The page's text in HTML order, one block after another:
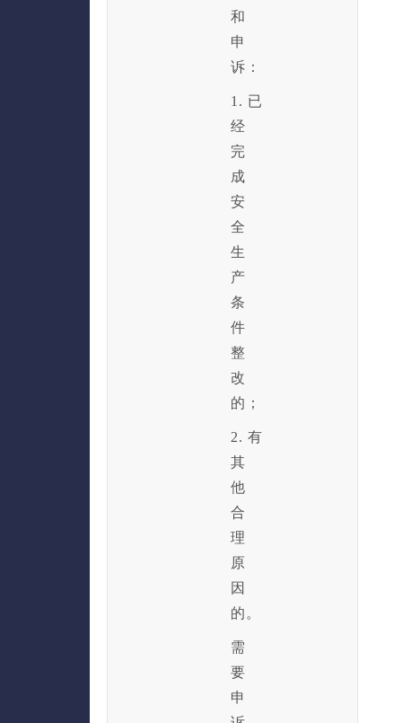
和
申
诉：
1. 已
经
完
成
安
全
生
产
条
件
整
改
的；
2. 有
其
他
合
理
原
因
的。
需
要
申